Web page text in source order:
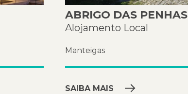
ABRIGO DAS PENHAS
Alojamento Local
Manteigas
SAIBA MAIS